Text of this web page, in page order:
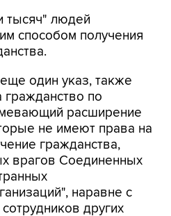
один указ, также
расширение
не имеют права на
гражданства,
врагов Соединенных
наравне с
других
организаций.